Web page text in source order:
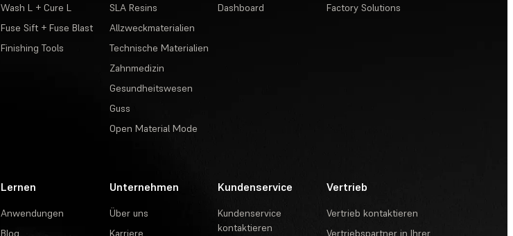
Wash L + Cure L
Fuse Sift + Fuse Blast
Finishing Tools
SLA Resins
Allzweckmaterialien
Technische Materialien
Zahnmedizin
Gesundheitswesen
Guss
Open Material Mode
Dashboard
Factory Solutions
Lernen
Anwendungen
Blog
Unternehmen
Über uns
Karriere
Kundenservice
Kundenservice
kontaktieren
Vertrieb
Vertrieb kontaktieren
Vertriebspartner in Ihrer